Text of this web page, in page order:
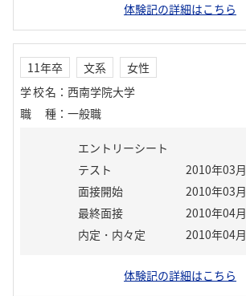
体験記の詳細はこちら
11年卒 文系
女性
学校名 ： 西南学院大学
職種 ： 一般職
エントリーシート
テスト
2010年03月
面接開始
2010年03月
最終面接
2010年04月
内定・内々定
2010年04月
体験記の詳細はこちら